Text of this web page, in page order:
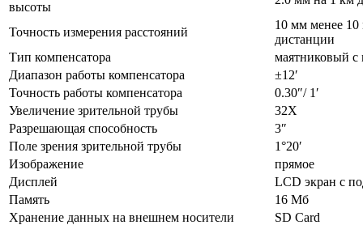
высоты
Точность измерения расстояний
10 мм менее
дистанции
Тип компенсатора
маятниковый
Диапазон работы компенсатора
±12′
Точность работы компенсатора
0.30″/ 1′
Увеличение зрительной трубы
32X
Разрешающая способность
3″
Поле зрения зрительной трубы
1°20′
Изображение
прямое
Дисплей
LCD экран с
Память
16 Мб
Хранение данных на внешнем носители
SD Card